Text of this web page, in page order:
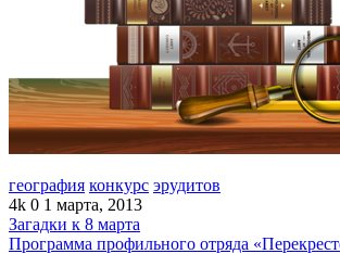
география конкурс эрудитов
4k 0 1 марта, 2013
Загадки к 8 марта
Программа профильного отряда